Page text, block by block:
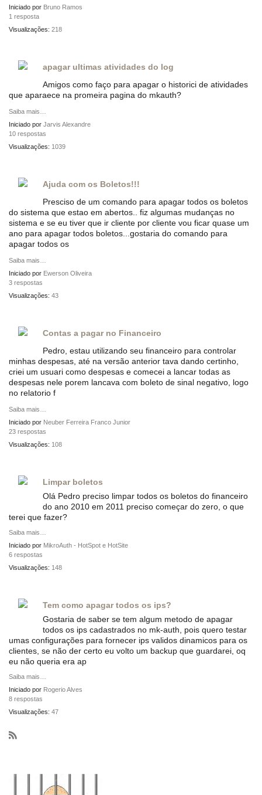
Iniciado por Bruno Ramos
1 resposta
Visualizações: 218
apagar ultimas atividades do log
Amigos como faço para apagar o historici de atividades
que aparaece na promeira pagina do mkauth?
Saiba mais…
Iniciado por Jarvis Alexandre
10 respostas
Visualizações: 1039
Ajuda com os Boletos!!!
Presciso de um comando para apagar todos os boletos
do sistema que estao em abertos.. fiz algumas mudanças no
sistema e se eu tiver que ir cliente por cliente vou ficar quase um
ano para apagar todos boletos...gostaria do comando para
apagar todos os
Saiba mais…
Iniciado por Ewerson Oliveira
3 respostas
Visualizações: 43
Contas a pagar no Financeiro
Pedro, estau utilizando seu financeiro para controlar
minhas despesas, até na versão anterior tava dando certinho,
criei um usuari como despesas e comecei a lancar todas as
despesas nele porem lancava com boleto de sinal negativo, logo
no relatorio f
Saiba mais…
Iniciado por Neuber Ferreira Franco Junior
23 respostas
Visualizações: 108
Limpar boletos
Olá Pedro preciso limpar todos os boletos do financeiro
do ano 2010 em 2011 preciso começar do zero, o que
terei que fazer?
Saiba mais…
Iniciado por MikroAuth - HotSpot e HotSite
6 respostas
Visualizações: 148
Tem como apagar todos os ips?
Gostaria de saber se tem algum metodo de apagar
todos os ips cadastrados no mk-auth, pois quero testar
umas configurações para fornecer ips validos dinamicos para os
clientes, se não der certo eu volto um backup que guardarei, oq
eu não queria era ap
Saiba mais…
Iniciado por Rogerio Alves
8 respostas
Visualizações: 47